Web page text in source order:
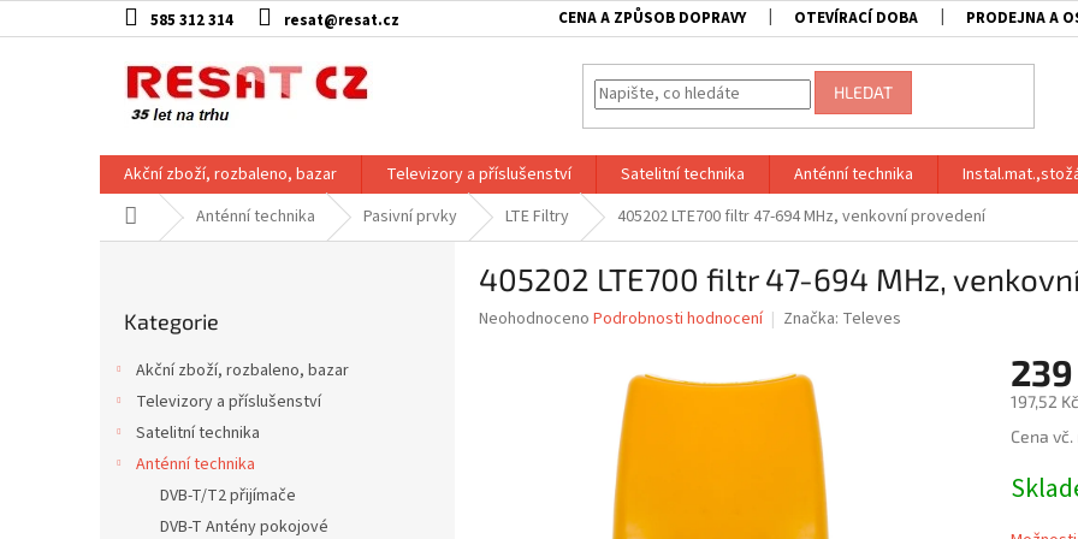
na
585 312 314 resat@resat.cz CENA A ZPŮSOB DOPRAVY OTEVÍRACÍ DOBA PRODEJNA A
HLEDAT
Akční zboží, rozbaleno, bazar Televizory a příslušenství Satelitní technika Anténní technika
Domů Anténní technika Pasivní prvky LTE Filtry 405202 LTE700 filtr 47-694 MHz, venkovní provedení
kategorie
Kategorie
Akční zboží, rozbaleno, bazar
Televizory a příslušenství
Satelitní technika
Anténní technika
DVB-T/T2 přijímače
DVB-T Antény pokojové
405202 LTE700 filtr 47-694 MHz,
Průměrné
Neohodnoceno Podrobnosti hodnocení Značka: Televes
197,52
Měrná
Cena